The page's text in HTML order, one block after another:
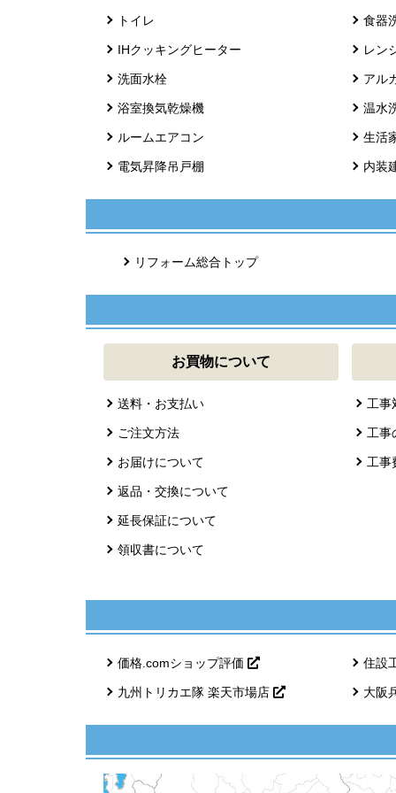
トイレ 食器
IHクッキングヒーター レン
洗面水栓 アル
浴室換気乾燥機 温水
ルームエアコン 生活
電気昇降吊戸棚 内装
リフォーム総合トップ
お買物について
送料・お支払い
ご注文方法
お届けについて
返品・交換について
延長保証について
領収書について
工事
工事
工事
価格.comショップ評価 住設
九州トリカエ隊 楽天市場店 大阪